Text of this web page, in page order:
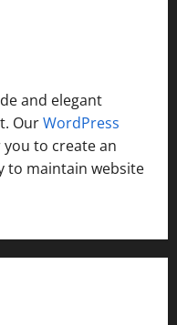
and elegant
OurWordPress
to create an
to maintain website